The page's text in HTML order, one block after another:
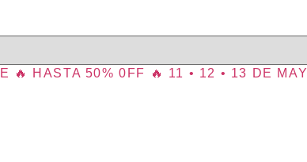
🔥 HASTA 50% 0FF 🔥 11 • 12 • 13 DE